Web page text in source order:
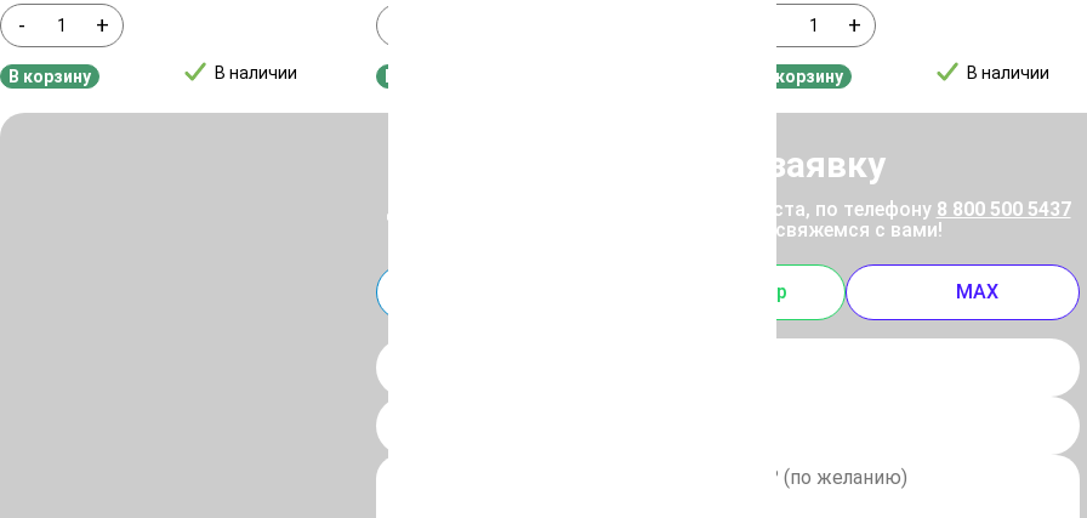
- +
В наличии
В корзину
+
В наличии
В корзину
Отправить заявку
Для уточнения цены позвоните, пожалуйста, по телефону 8 800 500 5437
или отправьте заявку, и мы свяжемся с вами!
Whatsapp MAX